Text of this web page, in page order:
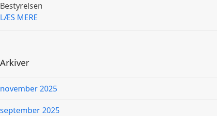
Bestyrelsen
LÆS MERE
Arkiver
november 2025
september 2025